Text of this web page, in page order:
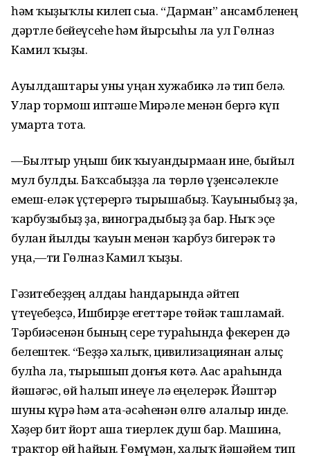
һәм ҡыҙыҡлы килеп сыға. “Дарман” ансамбленең
дәртле бейеүсеһе һәм йырсыһы ла ул Гөлназ
Камил ҡыҙы.
Ауылдаштары уны уңған хужабикә лә тип белә.
Улар тормош иптәше Мирғәле менән бергә күп
умарта тота.
—Былтыр уңыш бик ҡыуандырмаған ине, быйыл
мул булды. Баҡсабыҙҙа ла төрлө үҙенсәлекле
емеш-еләк үҫтерергә тырышабыҙ. Ҡауыныбыҙ ҙа,
ҡарбузыбыҙ ҙа, виноградыбыҙ ҙа бар. Ныҡ эҫе
булған йылды ҡауын менән ҡарбуз бигерәк тә
уңа,—ти Гөлназ Камил ҡыҙы.
Гәзитебеҙҙең алдағы һандарында әйтеп
үтеүебеҙсә, Ишбирҙе егеттәре төйәк ташламай.
Тәрбиәсенән бының сере тураһында фекерен дә
белештек. “Беҙҙә халыҡ, цивилизациянан алыҫ
булһа ла, тырышып донъя көтә. Ағас араһында
йәшәгәс, өй һалып инеүе лә еңелерәк. Йәштәр
шуны күрә һәм ата-әсәһенән өлгө алалыр инде.
Хәҙер бит йорт аша тиерлек душ бар. Машина,
трактор өй һайын. Ғөмүмән, халыҡ йәшәйем тип